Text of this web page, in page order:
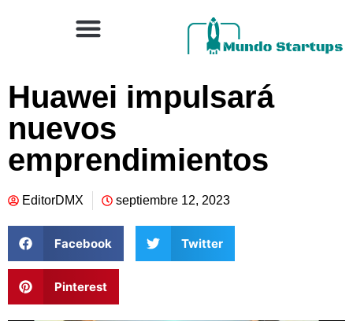
Huawei impulsará
nuevos
emprendimientos
EditorDMX septiembre 12, 2023
Facebook Twitter
Pinterest